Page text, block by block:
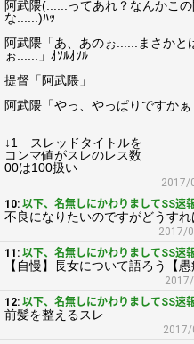
阿武隈(......ってあれ？なんかこ
な......)ﾊｯ
阿武隈「あ、あのぉ......まさか
ぉ......」ｵｿﾙｵｿﾙ
提督「阿武隈」
阿武隈「やっ、やっぱりですかぁ
↓1 スレッドタイトルを
コンマ値がスレのレス数
00は100扱い
2017/
10: 以下、名無しにかわりましてSS速
不良になりたいのですがどうす
2017/
11: 以下、名無しにかわりましてSS速
【自慢】長女について語ろう【愚
12: 以下、名無しにかわりましてSS速
前髪を整えるスレ
2017/